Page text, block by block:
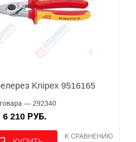
Knipex 9516165
— 292340
6 210 РУБ.
К СРАВНЕНИЮ